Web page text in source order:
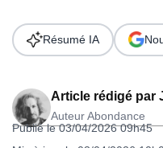
Article rédigé par
Auteur Abondance
Publié le 03/04/2026 09h45
Résumé IA